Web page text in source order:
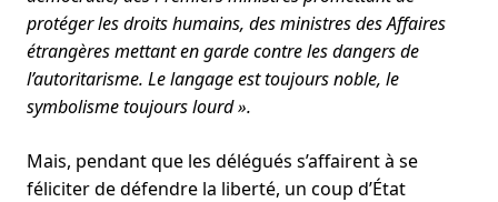
protéger les droits humains, des ministres des Affaires
étrangères mettant en garde contre les dangers de
l’autoritarisme. Le langage est toujours noble, le
symbolisme toujours lourd ».
Mais, pendant que les délégués s’affairent à se
féliciter de défendre la liberté, un coup d’État